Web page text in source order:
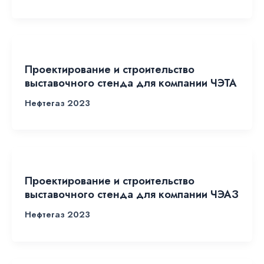
Проектирование и строительство
выставочного стенда для компании ЧЭТА
Нефтегаз 2023
Проектирование и строительство
выставочного стенда для компании ЧЭАЗ
Нефтегаз 2023